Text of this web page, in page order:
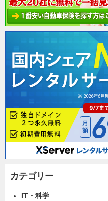
カテゴリー
IT・科学